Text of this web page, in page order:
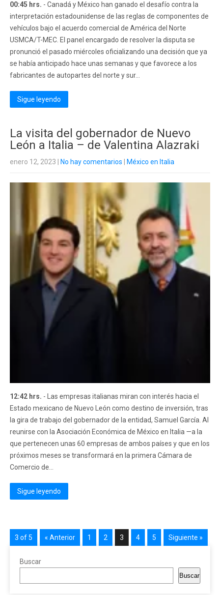
00:45 hrs. - Canadá y México han ganado el desafío contra la
interpretación estadounidense de las reglas de componentes de
vehículos bajo el acuerdo comercial de América del Norte
USMCA/T-MEC. El panel encargado de resolver la disputa se
pronunció el pasado miércoles oficializando una decisión que ya
se había anticipado hace unas semanas y que favorece a los
fabricantes de autopartes del norte y sur...
Sigue leyendo
La visita del gobernador de Nuevo
León a Italia – de Valentina Alazraki
enero 12, 2023 No hay comentarios México en Italia
12:42 hrs. - Las empresas italianas miran con interés hacia el
Estado mexicano de Nuevo León como destino de inversión, tras
la gira de trabajo del gobernador de la entidad, Samuel García. Al
reunirse con la Asociación Económica de México en Italia —a la
que pertenecen unas 60 empresas de ambos países y que en los
próximos meses se transformará en la primera Cámara de
Comercio de...
Sigue leyendo
3 of 5 « Anterior 1 2 3 4 5 Siguiente »
Buscar
Buscar